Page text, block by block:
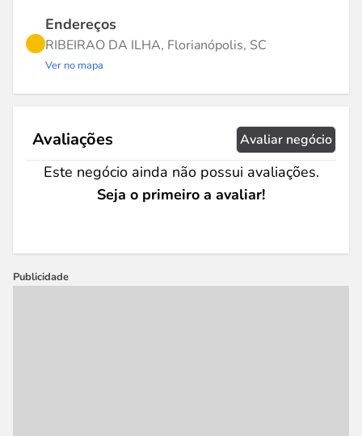
Endereços
RIBEIRAO DA ILHA, Florianópolis, SC
Ver no mapa
Avaliações Avaliar negócio
Este negócio ainda não possui avaliações.
Seja o primeiro a avaliar!
Publicidade